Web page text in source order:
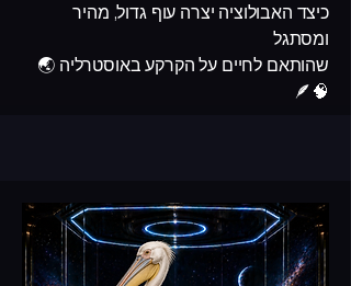
כיצד האבולוציה יצרה עוף גדול, מהיר
ומסתגל
שהותאם לחיים על הקרקע באוסטרליה 🌏
🧠🪶